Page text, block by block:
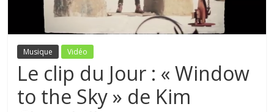
Musique Vidéo
Le clip du Jour : « Window
to the Sky » de Kim